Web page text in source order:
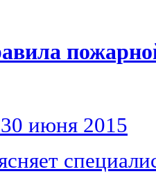
июня 2015